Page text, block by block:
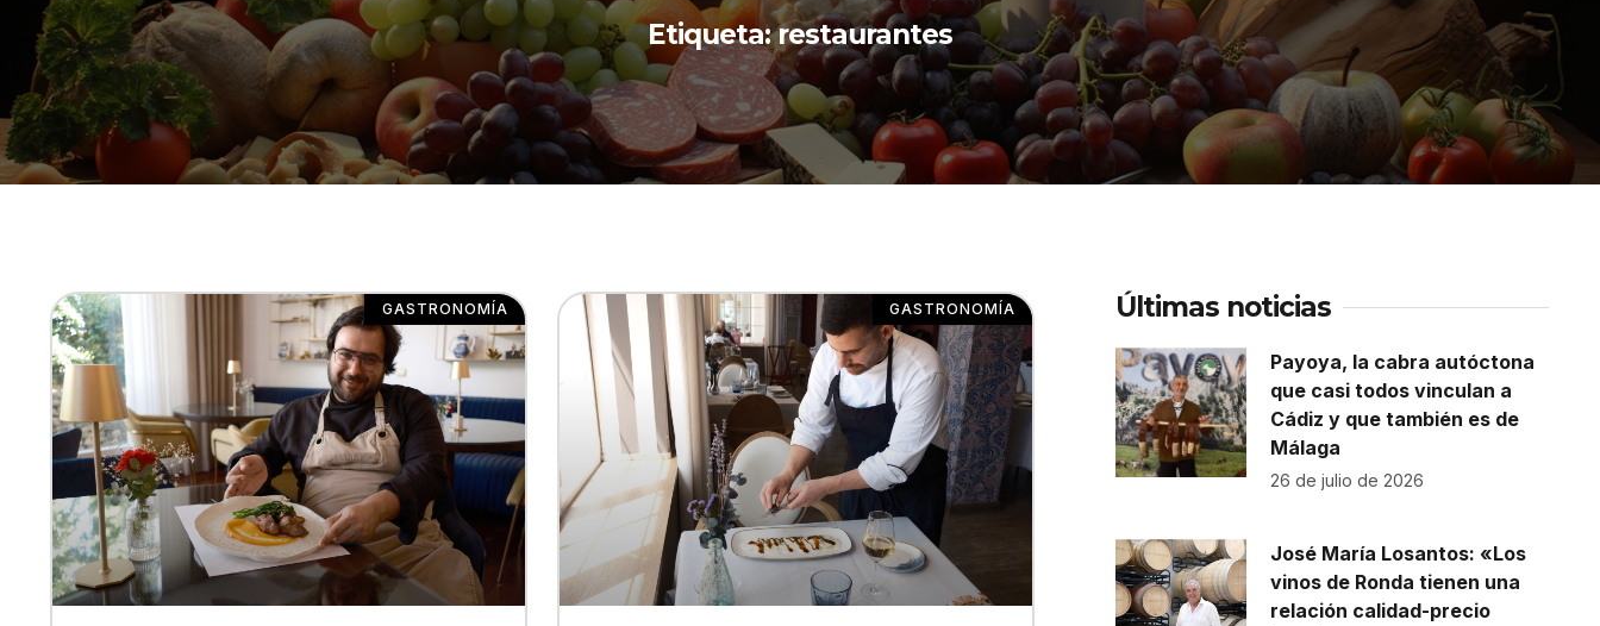
Etiqueta: restaurantes
GASTRONOMÍA GASTRONOMÍA Últimas noticias
Payoya, la cabra autóctona
que casi todos vinculan a
Cádiz y que también es de
Málaga
26 de julio de 2026
José María Losantos: «Los
vinos de Ronda tienen una
relación calidad-precio